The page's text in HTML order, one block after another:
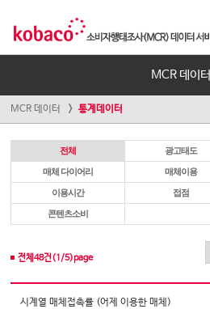
MCR 데이터
MCR 데이터 통계데이터
전체 광고태도
매체 다이어리 매체이용
이용시간 접점
콘텐츠소비
전체 48건(1 /5)page
시계열 매체접촉률 (어제 이용한 매체)